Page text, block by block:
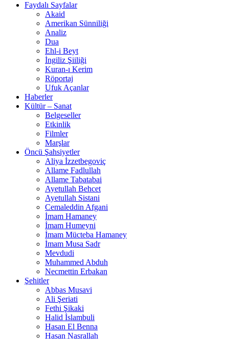
Faydalı Sayfalar
Akaid
Amerikan Sünniliği
Analiz
Dua
Ehl-i Beyt
İngiliz Şiiliği
Kuran-ı Kerim
Röportaj
Ufuk Açanlar
Haberler
Kültür – Sanat
Belgeseller
Etkinlik
Filmler
Marşlar
Öncü Şahsiyetler
Aliya İzzetbegoviç
Allame Fadlullah
Allame Tabatabai
Ayetullah Behcet
Ayetullah Sistani
Cemaleddin Afgani
İmam Hamaney
İmam Humeyni
İmam Mücteba Hamaney
İmam Musa Sadr
Mevdudi
Muhammed Abduh
Necmettin Erbakan
Şehitler
Abbas Musavi
Ali Şeriati
Fethi Şikaki
Halid İslambuli
Hasan El Benna
Hasan Nasrallah